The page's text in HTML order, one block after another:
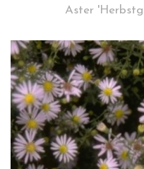
Aster